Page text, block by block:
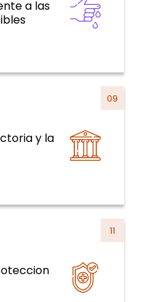
a las
y la
09
y curso de la
11
y curso de la